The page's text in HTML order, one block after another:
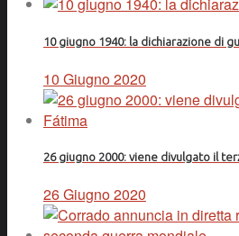
10 giugno 1940: la dichiarazione di
10 Giugno 2020
26 giugno 2000: viene divulgato il
26 Giugno 2020